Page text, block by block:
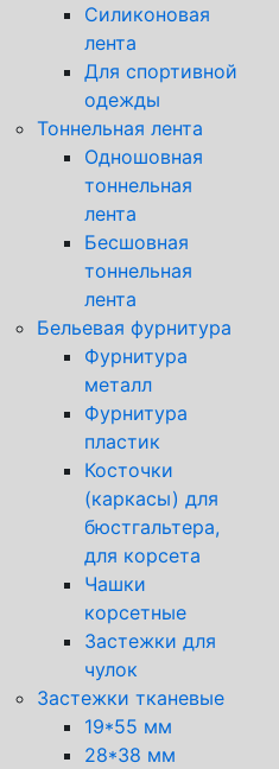
Силиконовая
лента
Для спортивной
одежды
Тоннельная лента
Одношовная
тоннельная
лента
Бесшовная
тоннельная
лента
Бельевая фурнитура
Фурнитура
металл
Фурнитура
пластик
Косточки
(каркасы) для
бюстгальтера,
для корсета
Чашки
корсетные
Застежки для
чулок
Застежки тканевые
19*55 мм
28*38 мм